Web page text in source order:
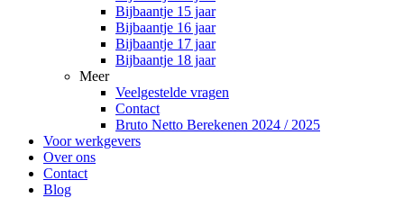
Bijbaantje 15 jaar
Bijbaantje 16 jaar
Bijbaantje 17 jaar
Bijbaantje 18 jaar
Meer
Veelgestelde vragen
Contact
Bruto Netto Berekenen 2024 / 2025
Voor werkgevers
Over ons
Contact
Blog